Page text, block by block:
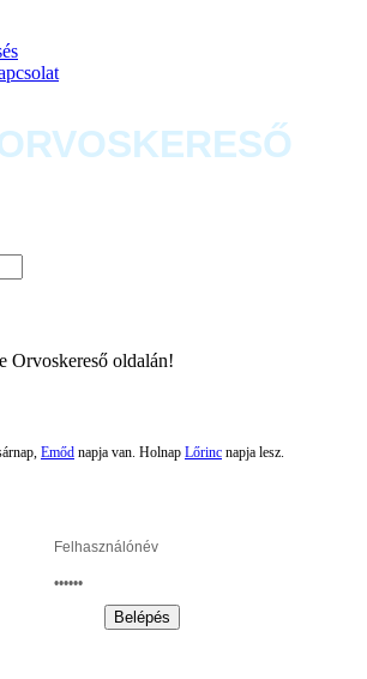
Orvoskereső oldalán!
Emőd napja van. Holnap Lőrinc napja lesz.
Belépés